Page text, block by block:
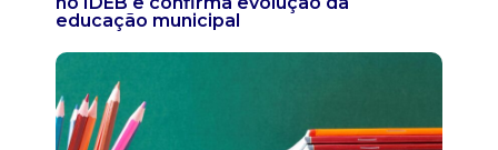
educação municipal